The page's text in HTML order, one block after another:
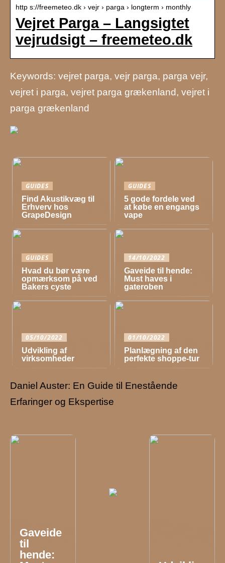
http s://freemeteo.dk › vejr › parga › longterm › monthly
Vejret Parga – Langsigtet
vejrudsigt – freemeteo.dk
Keywords: vejret parga, vejr parga, parga vejr,
vejret i parga, vejret parga grækenland, vejret i
parga grækenland
GUIDES
Find Akustikvæg til
Erhverv hos
GrapeDesign
GUIDES
5 gode fordele ved
at købe en engangs
vape
GUIDES
Hvad du bør være
opmærksom på ved
Bakers cyste
14/10/2022
Gaveide til hende:
Must haves i
gateroben
05/10/2022
Udvikling af
virksomheder
01/10/2022
Planlægning af den
perfekte shoppe-tur
Daniel Auster: En Guide til Enestående
Erfaringer og Ekspertise
Gaveide
til
hende: